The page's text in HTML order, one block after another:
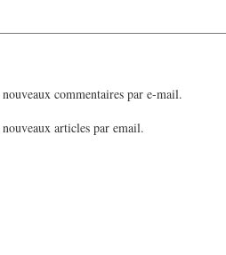
commentaires par e-mail.
articles par email.